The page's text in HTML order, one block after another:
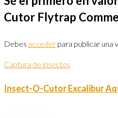
Cutor Flytrap
Debes acceder para publicar una
Captura de insectos
Insect-O-Cutor Excalibur